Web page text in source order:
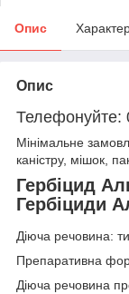
Опис
Опис
Телефонуйте:
Мінімальне
каністру, мішок,
Гербіцид
Гербіциди
Діюча речовина:
Препаративна
Діюча речовина